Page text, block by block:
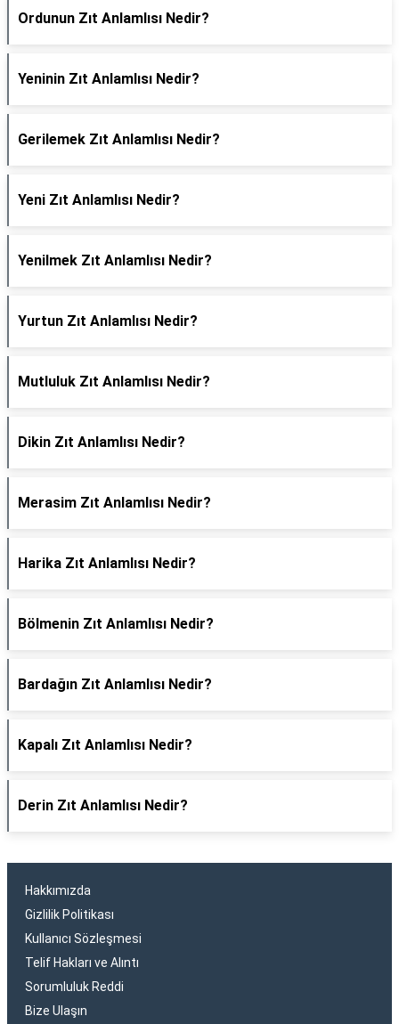
Ordunun Zıt Anlamlısı Nedir?
Yeninin Zıt Anlamlısı Nedir?
Gerilemek Zıt Anlamlısı Nedir?
Yeni Zıt Anlamlısı Nedir?
Yenilmek Zıt Anlamlısı Nedir?
Yurtun Zıt Anlamlısı Nedir?
Mutluluk Zıt Anlamlısı Nedir?
Dikin Zıt Anlamlısı Nedir?
Merasim Zıt Anlamlısı Nedir?
Harika Zıt Anlamlısı Nedir?
Bölmenin Zıt Anlamlısı Nedir?
Bardağın Zıt Anlamlısı Nedir?
Kapalı Zıt Anlamlısı Nedir?
Derin Zıt Anlamlısı Nedir?
Hakkımızda
Gizlilik Politikası
Kullanıcı Sözleşmesi
Telif Hakları ve Alıntı
Sorumluluk Reddi
Bize Ulaşın